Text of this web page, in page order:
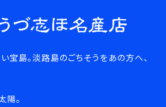
宝島。淡路島のごちそうをあの方へ、
陽。